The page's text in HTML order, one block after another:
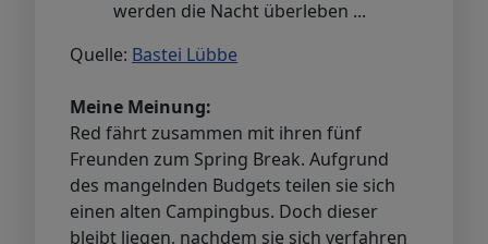
werden die Nacht überleben ...
Quelle: Bastei Lübbe
Meine Meinung:
Red fährt zusammen mit ihren fünf
Freunden zum Spring Break. Aufgrund
des mangelnden Budgets teilen sie sich
einen alten Campingbus. Doch dieser
bleibt liegen, nachdem sie sich verfahren